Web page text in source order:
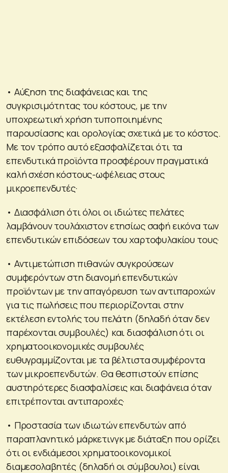
• Αύξηση της διαφάνειας και της
συγκρισιμότητας του κόστους, με την
υποχρεωτική χρήση τυποποιημένης
παρουσίασης και ορολογίας σχετικά με το κόστος.
Με τον τρόπο αυτό εξασφαλίζεται ότι τα
επενδυτικά προϊόντα προσφέρουν πραγματικά
καλή σχέση κόστους-ωφέλειας στους
μικροεπενδυτές·
• Διασφάλιση ότι όλοι οι ιδιώτες πελάτες
λαμβάνουν τουλάχιστον ετησίως σαφή εικόνα των
επενδυτικών επιδόσεων του χαρτοφυλακίου τους·
• Αντιμετώπιση πιθανών συγκρούσεων
συμφερόντων στη διανομή επενδυτικών
προϊόντων με την απαγόρευση των αντιπαροχών
για τις πωλήσεις που περιορίζονται στην
εκτέλεση εντολής του πελάτη (δηλαδή όταν δεν
παρέχονται συμβουλές) και διασφάλιση ότι οι
χρηματοοικονομικές συμβουλές
ευθυγραμμίζονται με τα βέλτιστα συμφέροντα
των μικροεπενδυτών. Θα θεσπιστούν επίσης
αυστηρότερες διασφαλίσεις και διαφάνεια όταν
επιτρέπονται αντιπαροχές·
• Προστασία των ιδιωτών επενδυτών από
παραπλανητικό μάρκετινγκ με διάταξη που ορίζει
ότι οι ενδιάμεσοι χρηματοοικονομικοί
διαμεσολαβητές (δηλαδή οι σύμβουλοι) είναι